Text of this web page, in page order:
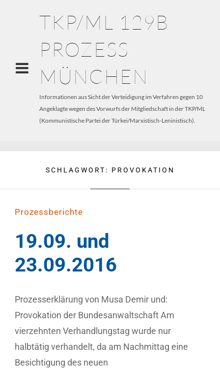
TKP/ML 129B
PROZESS
MÜNCHEN
Informationen aus Sicht der Verteidigung im Verfahren gegen 10
Angeklagte wegen des Vorwurfs der Mitgliedschaft in der TKP/ML
(Kommunistische Partei der Türkei/Marxistisch-Leninistisch).
SCHLAGWORT: PROVOKATION
Prozessberichte
19.09. und
23.09.2016
Prozesserklärung von Musa Demir und:
Provokation der Bundesanwaltschaft Am
vierzehnten Verhandlungstag wurde nur
halbtätig verhandelt, da am Nachmittag eine
Besichtigung des neuen